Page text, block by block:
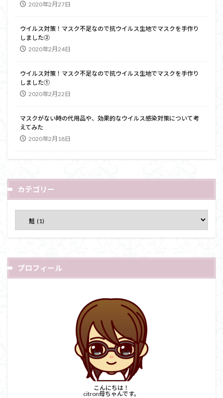
2020年2月27日
ウイルス対策！マスク不足なので抗ウイルス生地でマスクを手作り
しました②
2020年2月24日
ウイルス対策！マスク不足なので抗ウイルス生地でマスクを手作り
しました①
2020年2月22日
マスクがない時の代用品や、効果的なウイルス感染対策について考
えてみた
2020年2月18日
カテゴリー
プロフィール
こんにちは！
citron母ちゃんです。